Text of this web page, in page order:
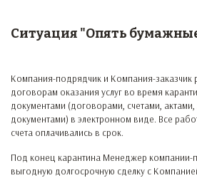
Ситуация "Опять
Компания-подрядчик и Компания-заказчик
договорам оказания услуг во время
документами (договорами, счетами,
документами) в электронном виде. Все
счета оплачивались в срок.
Под конец карантина Менеджер компании-
выгодную долгосрочную сделку с